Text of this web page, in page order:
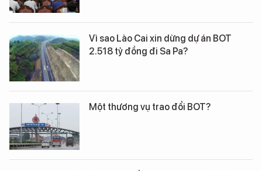
Vì sao Lào Cai xin dừng dự án BOT
2.518 tỷ đồng đi Sa Pa?
Một thương vụ trao đổi BOT?